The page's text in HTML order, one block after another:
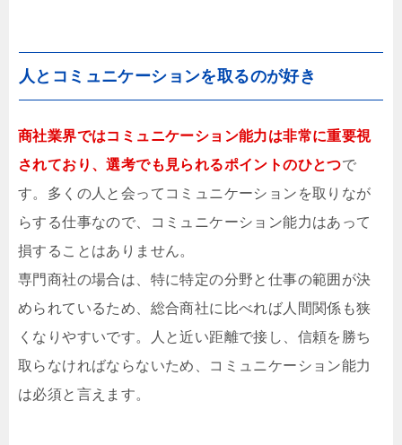
人とコミュニケーションを取るのが好き
商社業界ではコミュニケーション能力は非常に重要視
されており、選考でも見られるポイントのひとつで
す。多くの人と会ってコミュニケーションを取りなが
らする仕事なので、コミュニケーション能力はあって
損することはありません。
専門商社の場合は、特に特定の分野と仕事の範囲が決
められているため、総合商社に比べれば人間関係も狭
くなりやすいです。人と近い距離で接し、信頼を勝ち
取らなければならないため、コミュニケーション能力
は必須と言えます。